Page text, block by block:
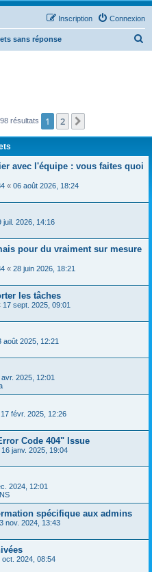
Connexion
Inscription
sans réponse
c
résultats 1 2
avec l'équipe : vous faites quoi
« 06 août 2026, 18:24
juil. 2026, 14:16
pour du vraiment sur mesure
« 28 juin 2026, 18:21
les tâches
17 sept. 2025, 09:01
août 2025, 12:21
2025, 12:01
17 févr. 2025, 12:26
Code 404" Issue
16 janv. 2025, 19:04
2024, 12:01
spécifique aux admins
nov. 2024, 13:43
oct. 2024, 08:54